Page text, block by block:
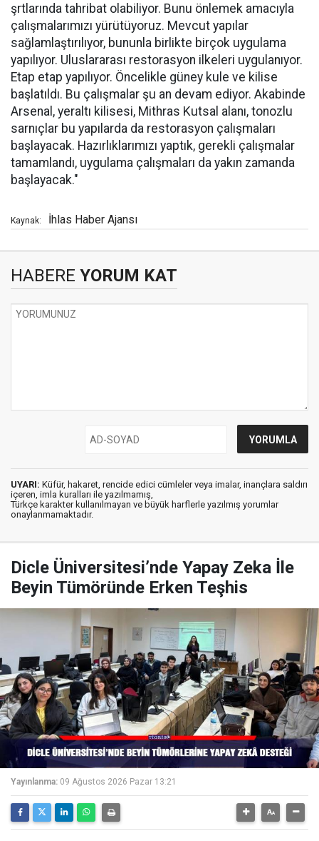
şrtlarında tahribat olabiliyor. Bunu önlemek amacıyla
çalışmalarımızı yürütüyoruz. Mevcut yapılar
sağlamlaştırılıyor, bununla birlikte birçok uygulama
yapılıyor. Uluslararası restorasyon ilkeleri uygulanıyor.
Etap etap yapılıyor. Öncelikle güney kule ve kilise
başlatıldı. Bu çalışmalar şu an devam ediyor. Akabinde
Arsenal, yeraltı kilisesi, Mithras Kutsal alanı, tonozlu
sarnıçlar bu yapılarda da restorasyon çalışmaları
başlayacak. Hazırlıklarımızı yaptık, gerekli çalışmalar
tamamlandı, uygulama çalışmaları da yakın zamanda
başlayacak."
Kaynak: İhlas Haber Ajansı
HABERE YORUM KAT
UYARI: Küfür, hakaret, rencide edici cümleler veya imalar, inançlara saldırı
içeren, imla kuralları ile yazılmamış,
Türkçe karakter kullanılmayan ve büyük harflerle yazılmış yorumlar
onaylanmamaktadır.
Dicle Üniversitesi’nde Yapay Zeka İle
Beyin Tümöründe Erken Teşhis
Yayınlanma: 09 Ağustos 2026 Pazar 13:21